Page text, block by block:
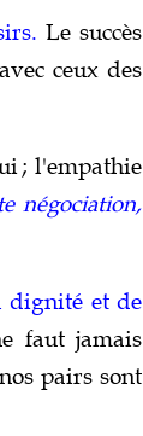
Le succès
ceux des
; l'empathie
négociation,
dignité et de
faut jamais
pairs sont